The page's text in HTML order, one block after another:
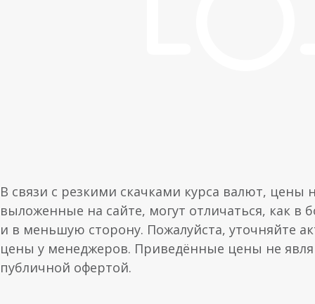
В связи с резкими скачками курса валют, цены
выложенные на сайте, могут отличаться, как в
и в меньшую сторону. Пожалуйста, уточняйте
цены у менеджеров. Приведённые цены не
публичной офертой.